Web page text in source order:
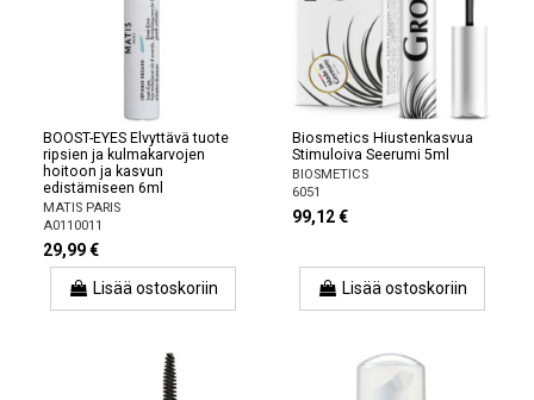
BOOST-EYES Elvyttävä tuote
ripsien ja kulmakarvojen
hoitoon ja kasvun
edistämiseen 6ml
MATIS PARIS
A0110011
29,99 €
Lisää ostoskoriin
Biosmetics Hiustenkasvua
Stimuloiva Seerumi 5ml
BIOSMETICS
6051
99,12 €
Lisää ostoskoriin